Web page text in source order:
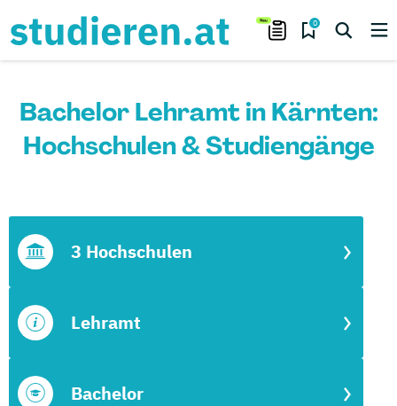
0
Bachelor Lehramt in Kärnten:
Hochschulen & Studiengänge
Bachelor
Lehramt
3 Hochschulen